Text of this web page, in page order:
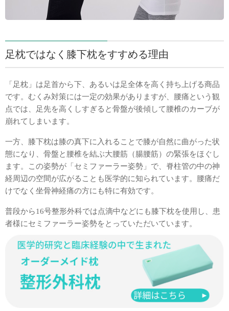
足枕ではなく膝下枕をすすめる理由
「足枕」は足首から下、あるいは足全体を高く持ち上げる商品
です。むくみ対策には一定の効果がありますが、腰痛という観
点では、足先を高くしすぎると骨盤が後傾して腰椎のカーブが
崩れてしまいます。
一方、膝下枕は膝の真下に入れることで膝が自然に曲がった状
態になり、骨盤と腰椎を結ぶ大腰筋（腸腰筋）の緊張をほぐし
ます。この姿勢が「セミファーラー姿勢」で、脊柱管の中の神
経周辺の空間が広がることも医学的に知られています。腰痛だ
けでなく坐骨神経痛の方にも特に有効です。
普段から16号整形外科では点滴中などにも膝下枕を使用し、患
者様にセミファーラー姿勢をとっていただいています。